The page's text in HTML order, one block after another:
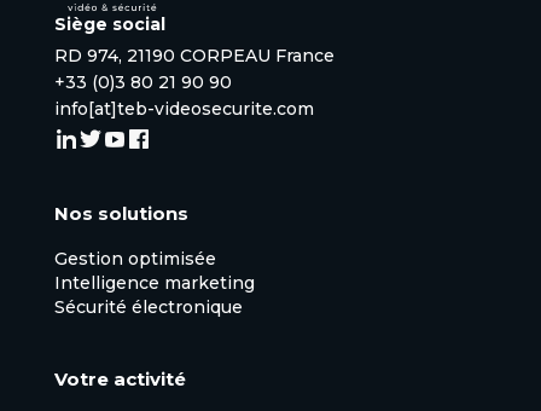
Siège social
RD 974, 21190 CORPEAU France
+33 (0)3 80 21 90 90
info[at]teb-videosecurite.com
Nos solutions
Gestion optimisée
Intelligence marketing
Sécurité électronique
Votre activité